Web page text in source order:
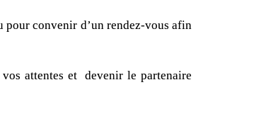
pour convenir d’un rendez-vous afin
attentes et devenir le partenaire